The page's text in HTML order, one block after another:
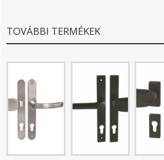
TOVÁBBI TERMÉKEK